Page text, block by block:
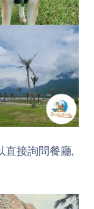
直接詢問餐廳,